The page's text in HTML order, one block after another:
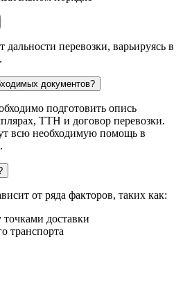
дальности перевозки, варьируясь в
документов?
подготовить опись
ТТН и договор перевозки.
всю необходимую помощь в
от ряда факторов, таких как:
доставки
транспорта